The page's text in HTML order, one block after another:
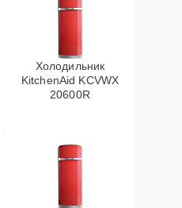
Холодильник
KitchenAid KCVWX
20600R